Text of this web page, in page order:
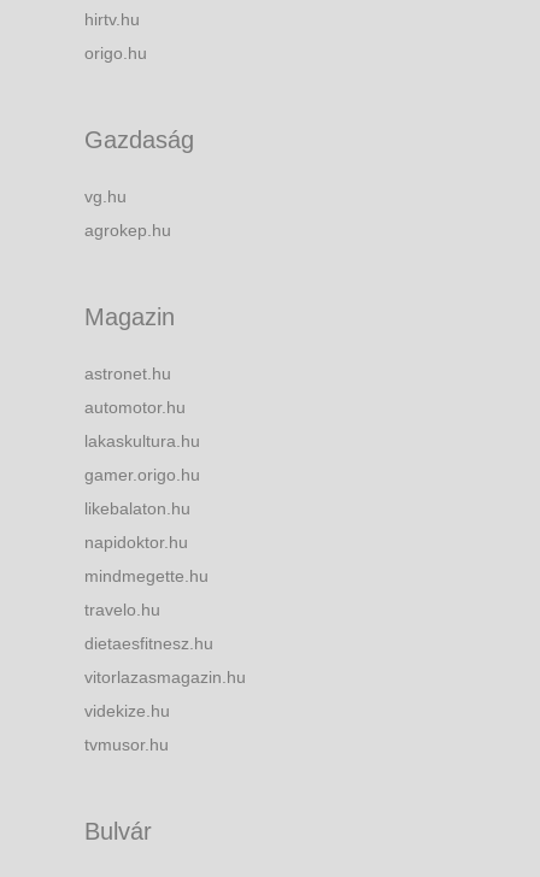
hirtv.hu
origo.hu
Gazdaság
vg.hu
agrokep.hu
Magazin
astronet.hu
automotor.hu
lakaskultura.hu
gamer.origo.hu
likebalaton.hu
napidoktor.hu
mindmegette.hu
travelo.hu
dietaesfitnesz.hu
vitorlazasmagazin.hu
videkize.hu
tvmusor.hu
Bulvár